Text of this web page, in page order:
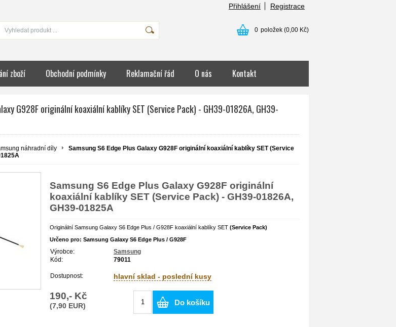
Přihlášení Registrace
0 položek (0,00 Kč)
zboží Obchodní podmínky Reklamační řád O nás Kontakt
G928F originální koaxiální kablíky SET (Service Pack) - GH39-01826A, GH39-
náhradní díly
Samsung S6 Edge Plus Galaxy G928F originální koaxiální kablíky SET (Service
Samsung S6 Edge Plus Galaxy G928F originální
koaxiální kablíky SET (Service Pack) - GH39-01826A,
GH39-01825A
Originální Samsung Galaxy S6 Edge Plus / G928F koaxiální kablíky SET (Service Pack)
Určeno pro: Samsung Galaxy S6 Edge Plus / G928F
Výrobce:
Samsung
Kód:
79011
Dostupnost: hlavní sklad - poslední kusy
190,- Kč
(7,90 EUR) Do košíku